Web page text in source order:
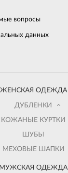
вопросы
данных
ЖЕНСКАЯ ОДЕЖДА
ДУБЛЕНКИ
КОЖАНЫЕ КУРТКИ
ШУБЫ
МЕХОВЫЕ ШАПКИ
МУЖСКАЯ ОДЕЖДА